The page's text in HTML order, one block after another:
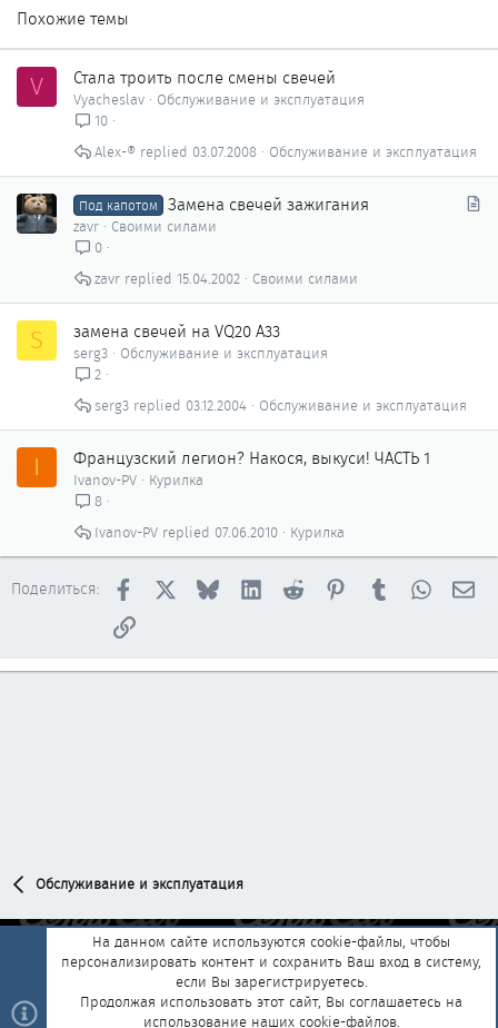
Похожие темы
V Стала троить после смены свечей
Vyacheslav
Обслуживание и эксплуатация
10
Обслуживание и эксплуатация
03.07.2008
Alex-®
я
Под капотом Замена свечей зажигания
zavr
Своими силами
0
Своими силами
15.04.2002
zavr
S замена свечей на VQ20 А33
serg3
Обслуживание и эксплуатация
2
Обслуживание и эксплуатация
03.12.2004
serg3
I Французский легион? Накося, выкуси! ЧАСТЬ 1
Ivanov-PV
Курилка
8
Курилка
07.06.2010
Ivanov-PV
Поделиться: Facebook BlueskyLinkedInReddit PinterestTumblr
Ссылка
Обслуживание и эксплуатация
Обратная связь
Условия и правила
Политика конфиденциальности
Помощь Главная
R
На данном сайте используются cookie-файлы, чтобы
персонализировать контент и сохранить Ваш вход в систему,
если Вы зарегистрируетесь.
Продолжая использовать этот сайт, Вы соглашаетесь на
использование наших cookie-файлов.